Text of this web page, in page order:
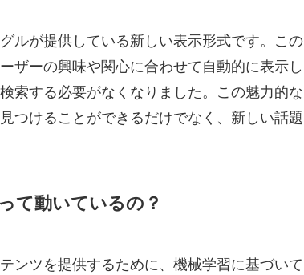
ルが提供している新しい表示形式です。この
ザーの興味や関心に合わせて自動的に表示し
索する必要がなくなりました。この魅力的な
つけることができるだけでなく、新しい話題
て動いているの？
ンツを提供するために、機械学習に基づいて